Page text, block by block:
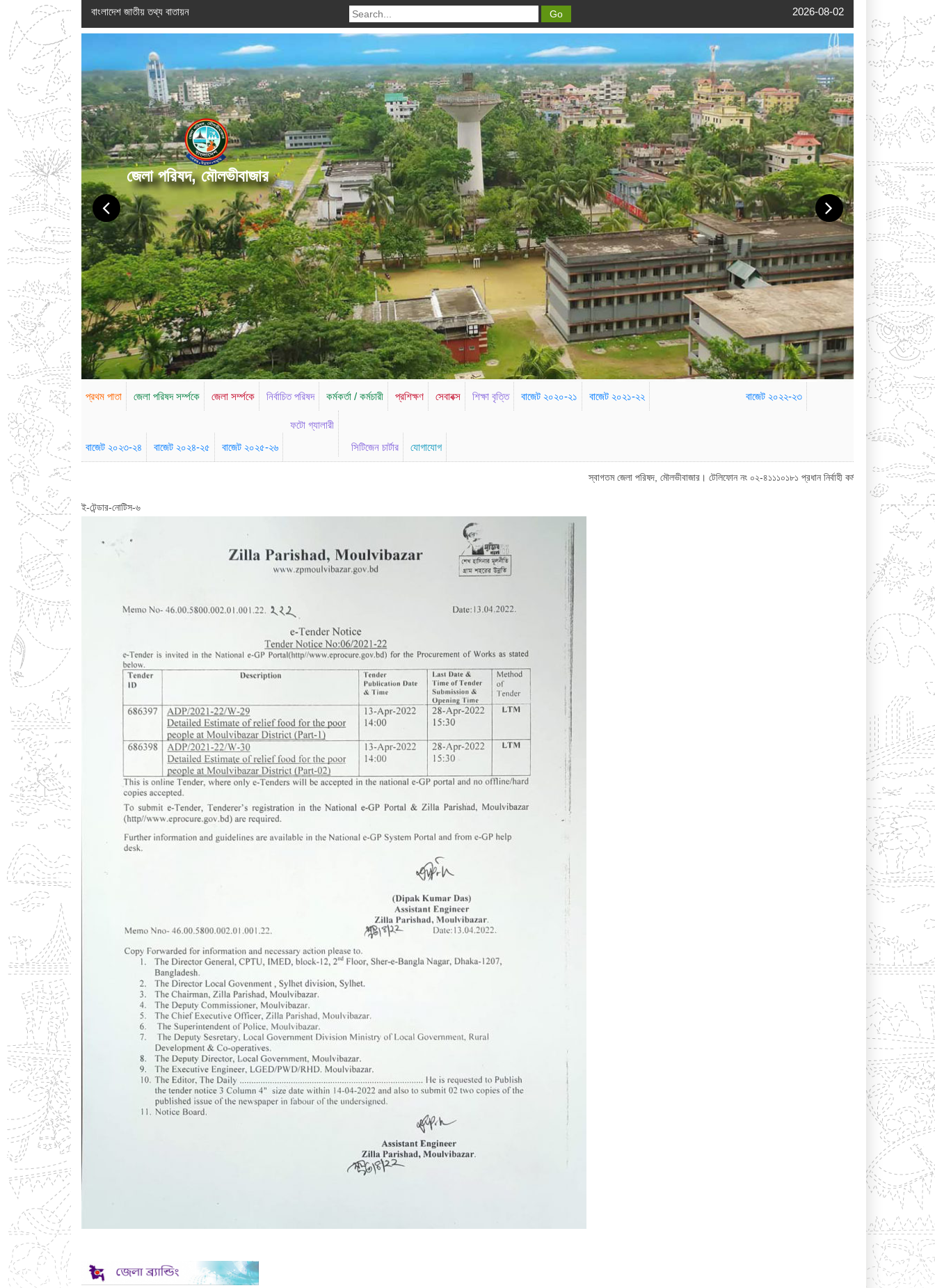
বাংলাদেশ জাতীয় তথ্য বাতায়ন 2026-08-02
জেলা পরিষদ, মৌলভীবাজার
প্রথম পাতা জেলা পরিষদ সর্ম্পকে জেলা সর্ম্পকে নির্বাচিত পরিষদ কর্মকর্তা / কর্মচারী প্রশিক্ষণ সেবাবক্স শিক্ষা বৃত্তি বাজেট ২০২০-২১ বাজেট ২০২১-২২ বাজেট ২০২২-২৩
বাজেট ২০২৩-২৪ বাজেট ২০২৪-২৫ বাজেট ২০২৫-২৬
ফটো গ্যালারী
সিটিজেন চার্টার
যোগাযোগ
স্বাগতম জেলা পরিষদ, মৌলভীবাজার। টেলিফোন নং ০২-৪১১১০১৮১ প্রধান নির্বাহী কর্মকর্তা অফিস : ০২-৪১১১০১৮০ জেলা
ই-টেন্ডার-নোটিস-৬